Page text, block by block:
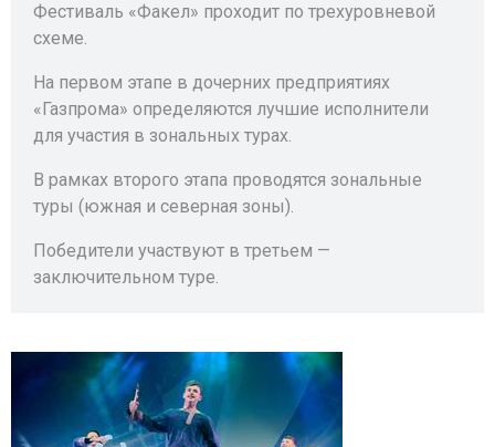
Фестиваль «Факел» проходит по трехуровневой
схеме.
На первом этапе в дочерних предприятиях
«Газпрома» определяются лучшие исполнители
для участия в зональных турах.
В рамках второго этапа проводятся зональные
туры (южная и северная зоны).
Победители участвуют в третьем —
заключительном туре.